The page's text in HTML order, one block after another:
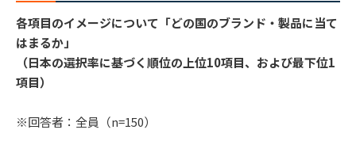
各項目のイメージについて「どの国のブランド・製品に当て
はまるか」
（日本の選択率に基づく順位の上位10項目、および最下位1
項目）
※回答者：全員（n=150）